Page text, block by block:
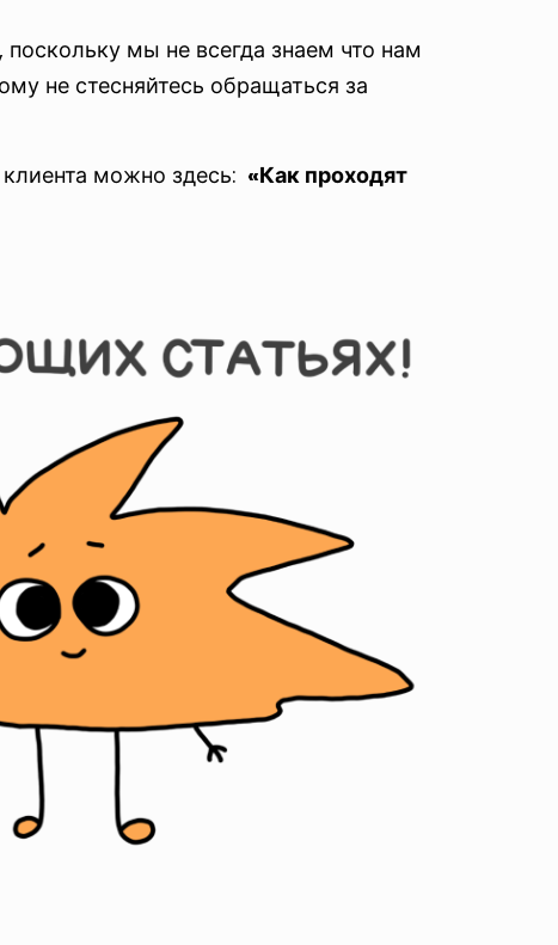
мы не всегда знаем что нам
не стесняйтесь обращаться за
можно здесь: «Как проходят